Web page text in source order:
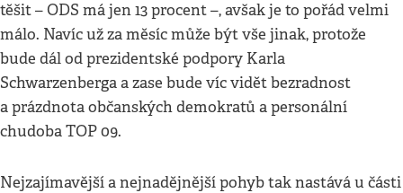
těšit – ODS má jen 13 procent –, avšak je to pořád velmi
málo. Navíc už za měsíc může být vše jinak, protože
bude dál od prezidentské podpory Karla
Schwarzenberga a zase bude víc vidět bezradnost
a prázdnota občanských demokratů a personální
chudoba TOP 09.
Nejzajímavější a nejnadějnější pohyb tak nastává u části